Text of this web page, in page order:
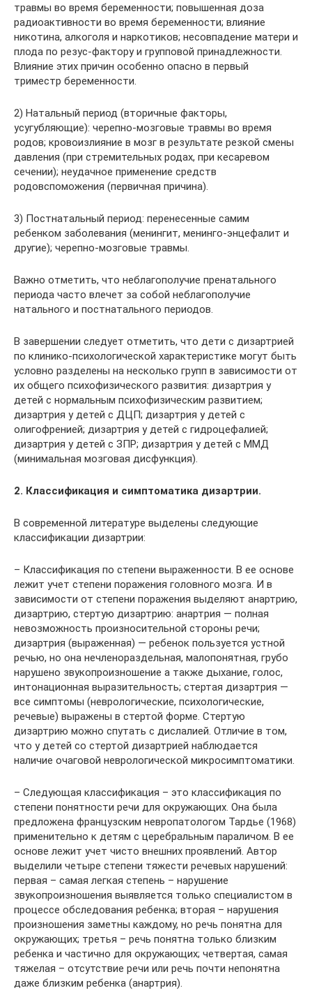
травмы во время беременности; повышенная доза
радиоактивности во время беременности; влияние
никотина, алкоголя и наркотиков; несовпадение матери и
плода по резус-фактору и групповой принадлежности.
Влияние этих причин особенно опасно в первый
триместр беременности.
2) Натальный период (вторичные факторы,
усугубляющие): черепно-мозговые травмы во время
родов; кровоизлияние в мозг в результате резкой смены
давления (при стремительных родах, при кесаревом
сечении); неудачное применение средств
родовспоможения (первичная причина).
3) Постнатальный период: перенесенные самим
ребенком заболевания (менингит, менинго-энцефалит и
другие); черепно-мозговые травмы.
Важно отметить, что неблагополучие пренатального
периода часто влечет за собой неблагополучие
натального и постнатального периодов.
В завершении следует отметить, что дети с дизартрией
по клинико-психологической характеристике могут быть
условно разделены на несколько групп в зависимости от
их общего психофизического развития: дизартрия у
детей с нормальным психофизическим развитием;
дизартрия у детей с ДЦП; дизартрия у детей с
олигофренией; дизартрия у детей с гидроцефалией;
дизартрия у детей с ЗПР; дизартрия у детей с ММД
(минимальная мозговая дисфункция).
2. Классификация и симптоматика дизартрии.
В современной литературе выделены следующие
классификации дизартрии:
– Классификация по степени выраженности. В ее основе
лежит учет степени поражения головного мозга. И в
зависимости от степени поражения выделяют анартрию,
дизартрию, стертую дизартрию: анартрия — полная
невозможность произносительной стороны речи;
дизартрия (выраженная) — ребенок пользуется устной
речью, но она нечленораздельная, малопонятная, грубо
нарушено звукопроизношение а также дыхание, голос,
интонационная выразительность; стертая дизартрия —
все симптомы (неврологические, психологические,
речевые) выражены в стертой форме. Стертую
дизартрию можно спутать с дислалией. Отличие в том,
что у детей со стертой дизартрией наблюдается
наличие очаговой неврологической микросимптоматики.
– Следующая классификация – это классификация по
степени понятности речи для окружающих. Она была
предложена французским невропатологом Тардье (1968)
применительно к детям с церебральным параличом. В ее
основе лежит учет чисто внешних проявлений. Автор
выделили четыре степени тяжести речевых нарушений:
первая – самая легкая степень – нарушение
звукопроизношения выявляется только специалистом в
процессе обследования ребенка; вторая – нарушения
произношения заметны каждому, но речь понятна для
окружающих; третья – речь понятна только близким
ребенка и частично для окружающих; четвертая, самая
тяжелая – отсутствие речи или речь почти непонятна
даже близким ребенка (анартрия).